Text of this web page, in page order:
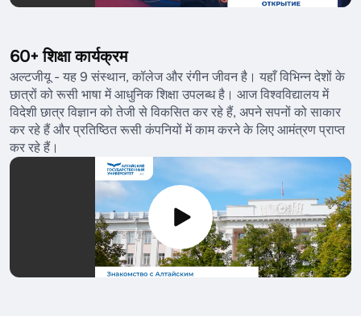
60+ शिक्षा कार्यक्रम
अल्टजीयू - यह 9 संस्थान, कॉलेज और रंगीन जीवन है। यहाँ विभिन्न देशों के
छात्रों को रूसी भाषा में आधुनिक शिक्षा उपलब्ध है। आज विश्वविद्यालय में
विदेशी छात्र विज्ञान को तेजी से विकसित कर रहे हैं, अपने सपनों को साकार
कर रहे हैं और प्रतिष्ठित रूसी कंपनियों में काम करने के लिए आमंत्रण प्राप्त
कर रहे हैं।